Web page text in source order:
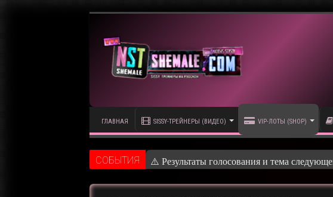
ГЛАВНАЯ SISSY-ТРЕЙНЕРЫ (ВИДЕО) VIP-ЛОТЫ (SHOP)
CОБЫТИЯ ⚠️